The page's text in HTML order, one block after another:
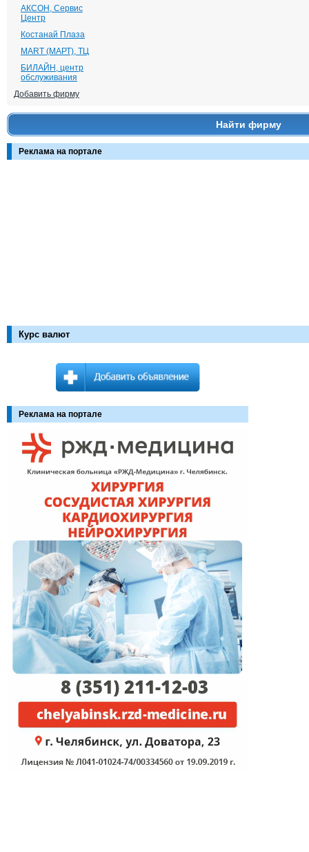
АКСОН, Сервис
Центр
Костанай Плаза
MART (МАРТ), ТЦ
БИЛАЙН, центр
обслуживания
Добавить фирму
Найти фирму
Реклама на портале
Курс валют
Реклама на портале